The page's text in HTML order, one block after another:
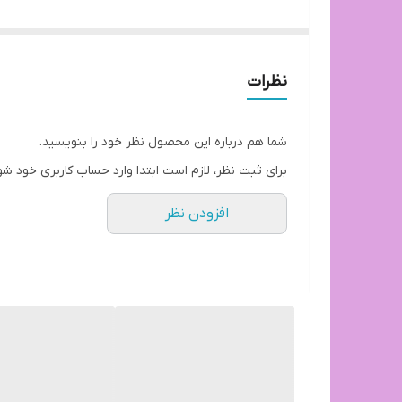
دارای تنوع رنگ و امکان سفارش در رنگ های مختلف
ارسال از تهران به سراسر ایران
نظرات
شما هم درباره این محصول نظر خود را بنویسید.
برای ثبت نظر، لازم است ابتدا وارد حساب کاربری خود
افزودن نظر